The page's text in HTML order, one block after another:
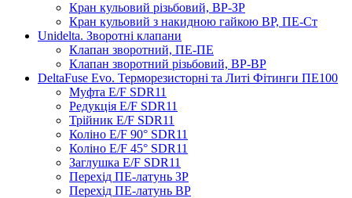
Кран кульовий різьбовий, ВР-ЗР
Кран кульовий з накидною гайкою ВР, ПЕ-Ст
Unidelta. Зворотні клапани
Клапан зворотний, ПЕ-ПЕ
Клапан зворотний різьбовий, ВР-ВР
DeltaFuse Evo. Терморезисторні та Литі Фітинги ПЕ100
Муфта E/F SDR11
Редукція E/F SDR11
Трійник E/F SDR11
Коліно E/F 90° SDR11
Коліно E/F 45° SDR11
Заглушка E/F SDR11
Перехід ПЕ-латунь ЗР
Перехід ПЕ-латунь ВР